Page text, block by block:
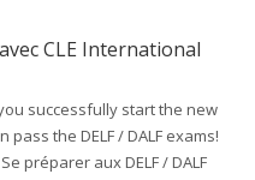
CLE International
successfully start the new
the DELF / DALF exams!
préparer aux DELF / DALF